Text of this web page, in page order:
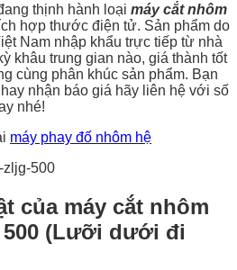
thịnh hành loại máy cắt nhôm
hợp thước điện tử. Sản phẩm do
Nam nhập khẩu trực tiếp từ nhà
khâu trung gian nào, giá thành tốt
cùng phân khúc sản phẩm. Bạn
nhận báo giá hãy liên hệ với số
nhé!
máy phay đố nhôm hệ
của máy cắt nhôm
500 (Lưỡi dưới đi